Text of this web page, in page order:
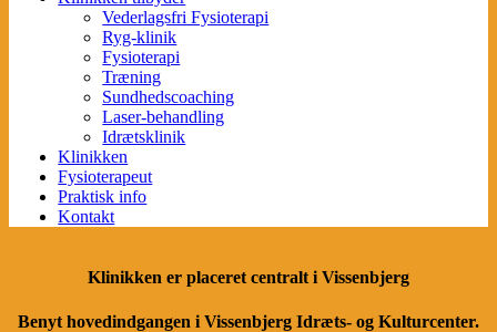
Vederlagsfri Fysioterapi
Ryg-klinik
Fysioterapi
Træning
Sundhedscoaching
Laser-behandling
Idrætsklinik
Klinikken
Fysioterapeut
Praktisk info
Kontakt
Klinikken er placeret centralt i Vissenbjerg
Benyt hovedindgangen i Vissenbjerg Idræts- og Kulturcenter.